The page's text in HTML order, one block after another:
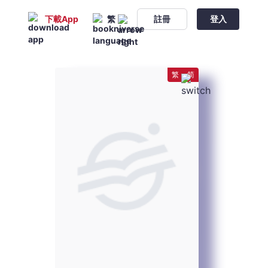
下載App 繁 註冊 登入
繁 简